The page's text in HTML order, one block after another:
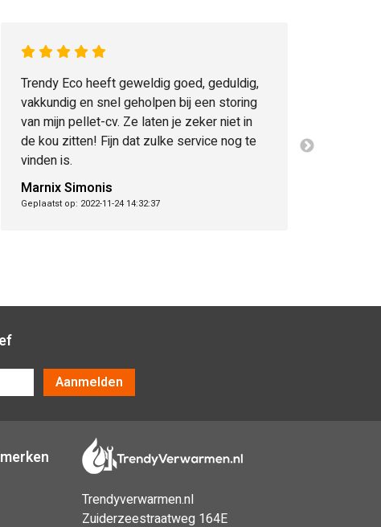
Trendy Eco heeft geweldig goed, geduldig,
vakkundig en snel geholpen bij een storing
van mijn pellet-cv. Ze laten je zeker niet in
de kou zitten! Fijn dat zulke service nog te
vinden is.
Marnix Simonis
Geplaatst op: 2022-11-24 14:32:37
Aanmelden
Trendyverwarmen.nl
Zuiderzeestraatweg 164E